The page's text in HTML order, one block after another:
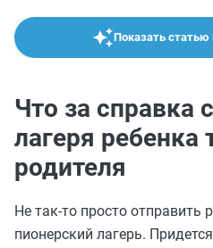
Показать статью
Что за справка
лагеря ребенка
родителя
Не так-то просто отправить
пионерский лагерь.